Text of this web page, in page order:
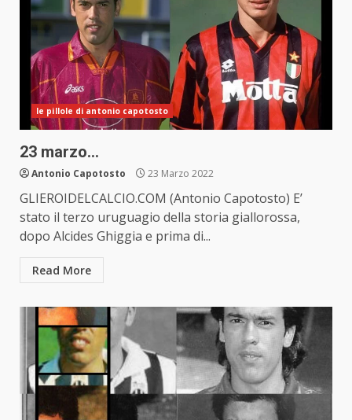
le pillole di antonio capotosto
23 marzo…
Antonio Capotosto 23 Marzo 2022
GLIEROIDELCALCIO.COM (Antonio Capotosto) E’
stato il terzo uruguagio della storia giallorossa,
dopo Alcides Ghiggia e prima di...
Read More